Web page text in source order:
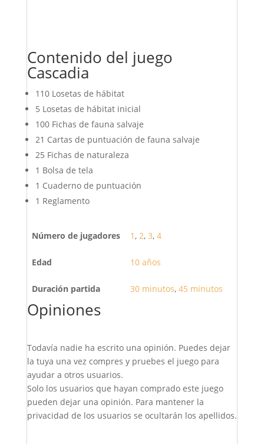
Contenido del juego
Cascadia
110 Losetas de hábitat
5 Losetas de hábitat inicial
100 Fichas de fauna salvaje
21 Cartas de puntuación de fauna salvaje
25 Fichas de naturaleza
1 Bolsa de tela
1 Cuaderno de puntuación
1 Reglamento
Número de jugadores 1, 2, 3, 4
Edad 10 años
Duración partida 30 minutos, 45 minutos
Opiniones
Todavía nadie ha escrito una opinión. Puedes dejar
la tuya una vez compres y pruebes el juego para
ayudar a otros usuarios.
Solo los usuarios que hayan comprado este juego
pueden dejar una opinión. Para mantener la
privacidad de los usuarios se ocultarán los apellidos.